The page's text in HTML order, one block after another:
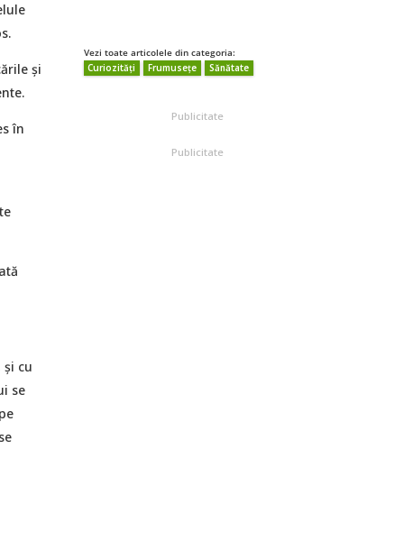
și
în
cu
se
Vezi toate articolele din categoria:
Curiozități
Frumusețe Sănătate
Publicitate
Publicitate